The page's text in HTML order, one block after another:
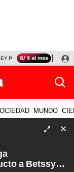
PULPÍN PRECIO DEL
MUNDO
a Betssy